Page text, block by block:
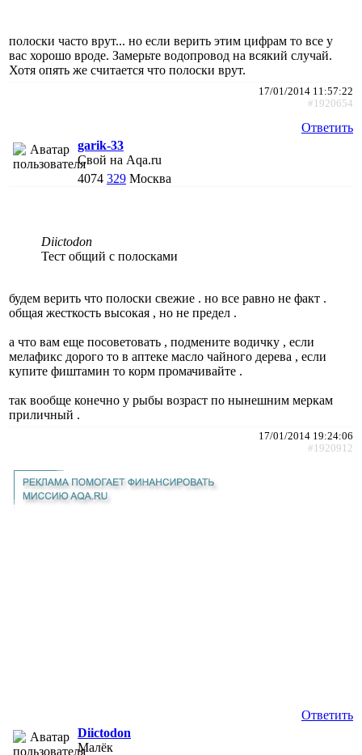
полоски часто врут... но если верить этим цифрам то все у
вас хорошо вроде. Замерьте водопровод на всякий случай.
Хотя опять же считается что полоски врут.
17/01/2014 11:57:22
#1920654
Ответить
garik-33
Свой на Aqa.ru
4074 329 Москва
Diictodon
Тест общий с полосками
будем верить что полоски свежие . но все равно не факт .
общая жесткость высокая , но не предел .
а что вам еще посоветовать , подмените водичку , если
мелафикс дорого то в аптеке масло чайного дерева , если
купите фиштамин то корм промачивайте .
так вообще конечно у рыбы возраст по нынешним меркам
приличный .
17/01/2014 19:24:06
#1920912
Ответить
Diictodon
Малёк